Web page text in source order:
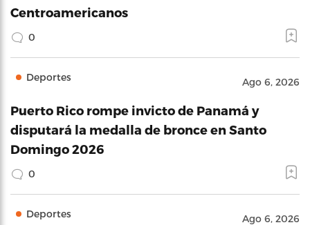
Centroamericanos
0
Deportes Ago 6, 2026
Puerto Rico rompe invicto de Panamá y
disputará la medalla de bronce en Santo
Domingo 2026
0
Deportes Ago 6, 2026